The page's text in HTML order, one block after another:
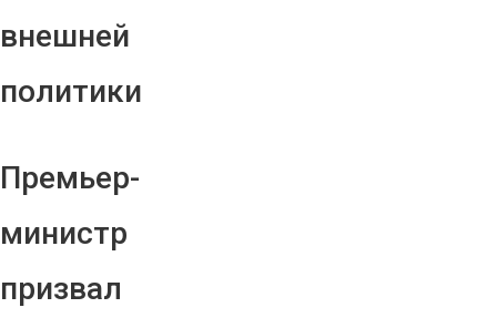
внешней
политики
Премьер-
министр
призвал